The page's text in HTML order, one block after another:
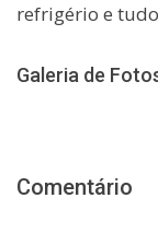
refrigério e
Galeria de
Comentário